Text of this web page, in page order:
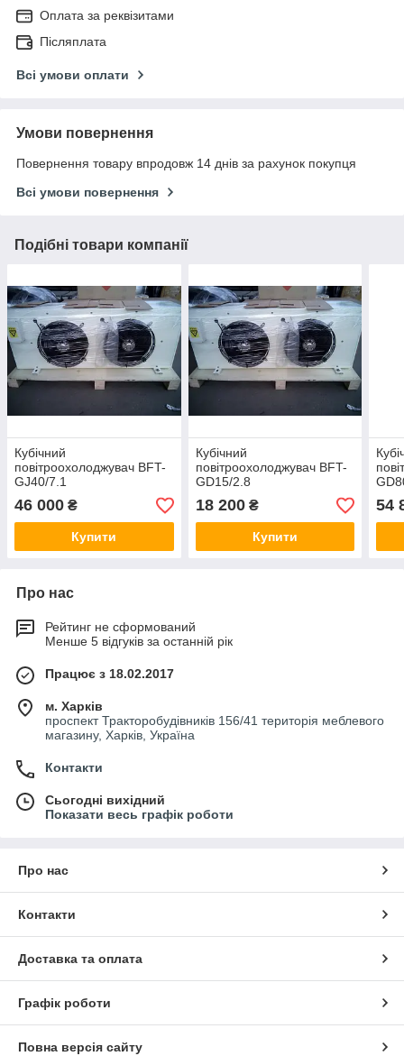
Оплата за реквізитами
Післяплата
Всі умови оплати
Умови повернення
Повернення товару впродовж 14 днів за рахунок покупця
Всі умови повернення
Подібні товари компанії
Кубічний
повітроохолоджувач BFT-
GJ40/7.1
46 000 ₴
Купити
Кубічний
повітроохолоджувач BFT-
GD15/2.8
18 200₴
Купити
54
Про нас
Рейтинг не сформований
Менше 5 відгуків за останній рік
Працює з 18.02.2017
м. Харків
проспект Тракторобудівників 156/41 територія меблевого
магазину, Харків, Україна
Контакти
Сьогодні вихідний
Показати весь графік роботи
Про нас
Контакти
Доставка та оплата
Графік роботи
Повна версія сайту